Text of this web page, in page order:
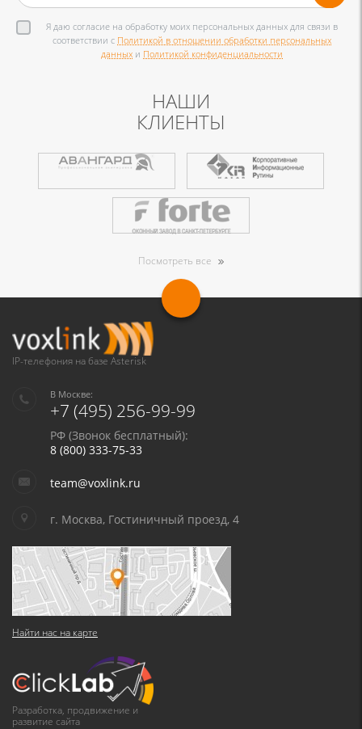
Я даю согласие на обработку моих персональных данных для связи в
соответствии с Политикой в отношении обработки персональных
данных и Политикой конфиденциальности
НАШИ
КЛИЕНТЫ
Посмотреть все
IP-телефония на базе Asterisk
В Москве:
+7 (495) 256-99-99
РФ (Звонок бесплатный):
8 (800) 333-75-33
team@voxlink.ru
г. Москва, Гостиничный проезд, 4
Найти нас на карте
Разработка, продвижение и
развитие сайта